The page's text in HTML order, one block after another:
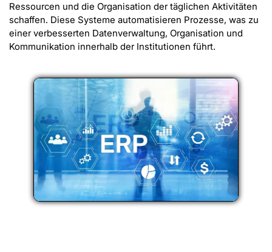
Ressourcen und die Organisation der täglichen Aktivitäten
schaffen. Diese Systeme automatisieren Prozesse, was zu
einer verbesserten Datenverwaltung, Organisation und
Kommunikation innerhalb der Institutionen führt.